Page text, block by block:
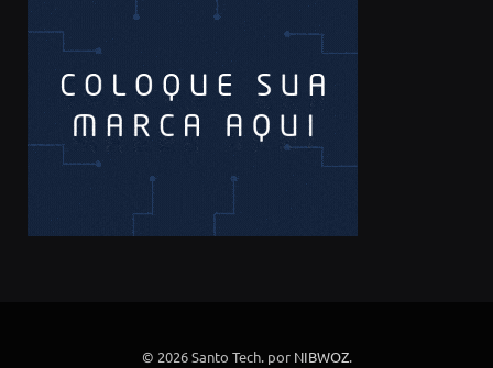
© 2026 Santo Tech. por NIBWOZ.